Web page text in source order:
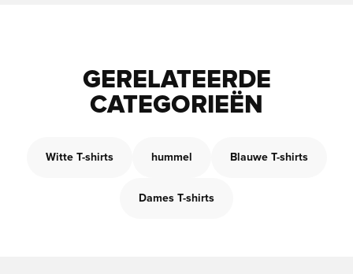
GERELATEERDE
CATEGORIEËN
Witte T-shirts hummel Blauwe T-shirts
Dames T-shirts